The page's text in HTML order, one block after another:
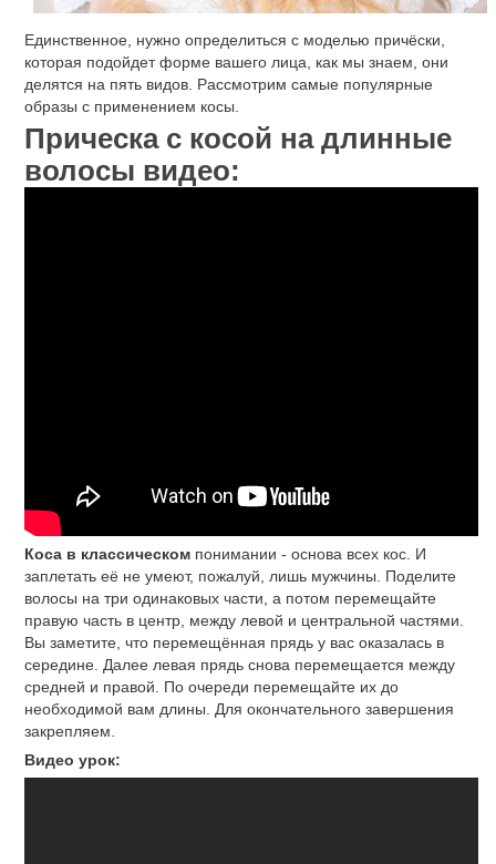
Единственное, нужно определиться с моделью причёски,
которая подойдет форме вашего лица, как мы знаем, они
делятся на пять видов. Рассмотрим самые популярные
образы с применением косы.
Прическа с косой на длинные
волосы видео:
Коса в классическом понимании - основа всех кос. И
заплетать её не умеют, пожалуй, лишь мужчины. Поделите
волосы на три одинаковых части, а потом перемещайте
правую часть в центр, между левой и центральной частями.
Вы заметите, что перемещённая прядь у вас оказалась в
середине. Далее левая прядь снова перемещается между
средней и правой. По очереди перемещайте их до
необходимой вам длины. Для окончательного завершения
закрепляем.
Видео урок: